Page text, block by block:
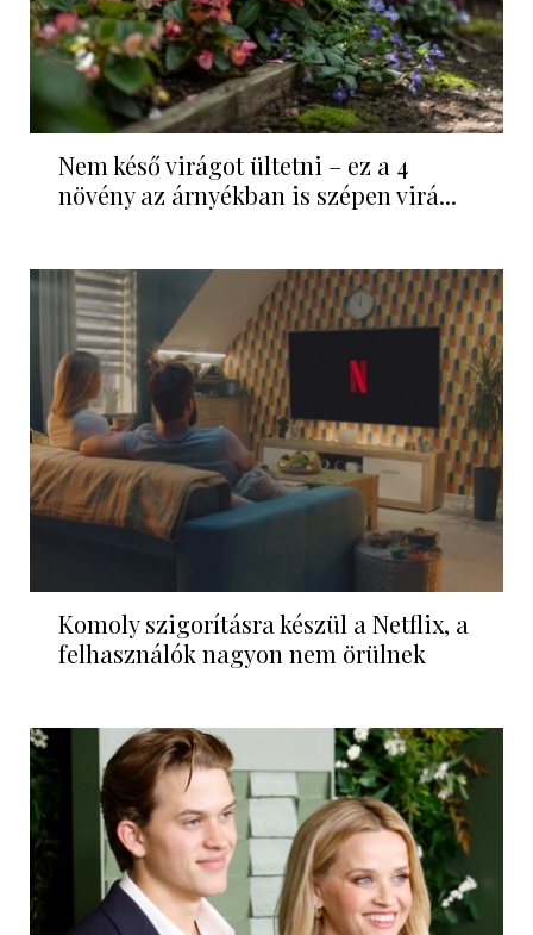
Nem késő virágot ültetni – ez a 4
növény az árnyékban is szépen virá...
Komoly szigorításra készül a Netflix, a
felhasználók nagyon nem örülnek